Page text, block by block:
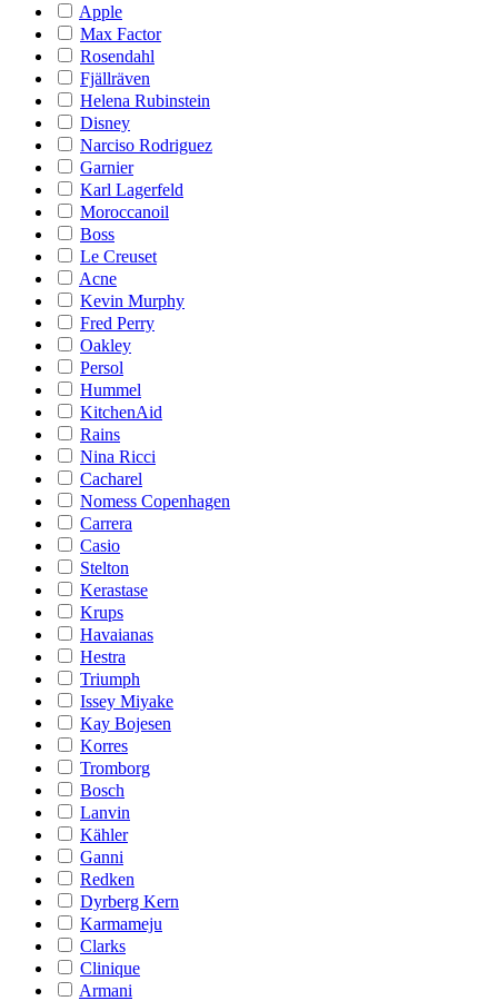
Apple
Max Factor
Rosendahl
Fjällräven
Helena Rubinstein
Disney
Narciso Rodriguez
Garnier
Karl Lagerfeld
Moroccanoil
Boss
Le Creuset
Acne
Kevin Murphy
Fred Perry
Oakley
Persol
Hummel
KitchenAid
Rains
Nina Ricci
Cacharel
Nomess Copenhagen
Carrera
Casio
Stelton
Kerastase
Krups
Havaianas
Hestra
Triumph
Issey Miyake
Kay Bojesen
Korres
Tromborg
Bosch
Lanvin
Kähler
Ganni
Redken
Dyrberg Kern
Karmameju
Clarks
Clinique
Armani